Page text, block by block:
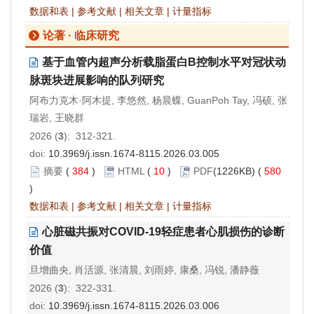
数据和表 | 参考文献 | 相关文章 | 计量指标
论著 · 临床研究
基于血管内超声分析载脂蛋白B控制水平对冠状动
脉斑块进展影响的队列研究
阿布力克木·阿木提, 李悠然, 杨晨蝶, GuanPoh Tay, 冯硕, 张
瑞岩, 王晓群
2026 (3): 312-321.
doi: 10.3969/j.issn.1674-8115.2026.03.005
摘要 ( 384 ) HTML ( 10 ) PDF(1226KB) ( 580
)
数据和表 | 参考文献 | 相关文章 | 计量指标
心脏磁共振对COVID-19轻症患者心肌损伤的诊断
价值
旦增曲央, 肖活源, 张清晨, 刘雨婷, 康桑, 冯锐, 潘静薇
2026 (3): 322-331.
doi: 10.3969/j.issn.1674-8115.2026.03.006